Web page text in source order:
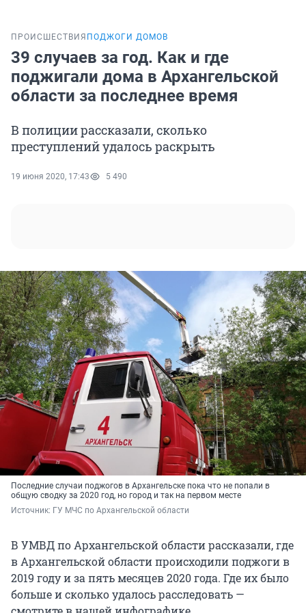
ПРОИСШЕСТВИЯ ПОДЖОГИ ДОМОВ
39 случаев за год. Как и где
поджигали дома в Архангельской
области за последнее время
В полиции рассказали, сколько
преступлений удалось раскрыть
19 июня 2020, 17:43 5 490
Последние случаи поджогов в Архангельске пока что не попали в
общую сводку за 2020 год, но город и так на первом месте
Источник: ГУ МЧС по Архангельской области
В УМВД по Архангельской области рассказали, где
в Архангельской области происходили поджоги в
2019 году и за пять месяцев 2020 года. Где их было
больше и сколько удалось расследовать —